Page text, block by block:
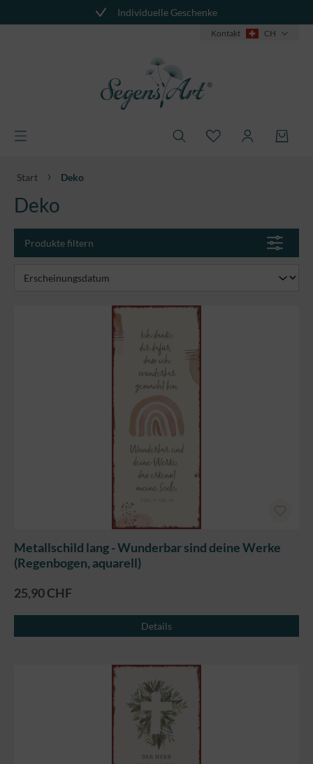
Individuelle Geschenke
Kontakt CH
Produkte filtern
Start Deko
Deko
Metallschild lang - Wunderbar sind deine Werke
(Regenbogen, aquarell)
25,90 CHF
Details